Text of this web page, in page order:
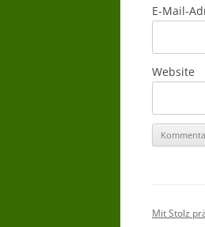
E-Mail-
Website
Mit Stolz